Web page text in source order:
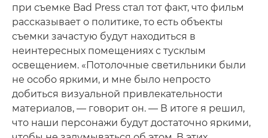
при съемке Bad Press стал тот факт, что фильм
рассказывает о политике, то есть объекты
съемки зачастую будут находиться в
неинтересных помещениях с тусклым
освещением. «Потолочные светильники были
не особо яркими, и мне было непросто
добиться визуальной привлекательности
материалов, — говорит он. — В итоге я решил,
что наши персонажи будут достаточно яркими,